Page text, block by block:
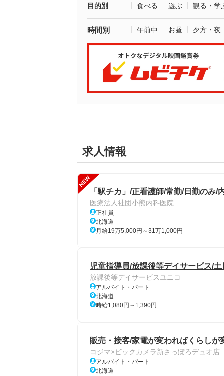
目的別 食べる 遊ぶ 観る・学
時間別 午前中 お昼 夕方・夜
求人情報
NEW
「駅チカ」/正看護師/常勤/日勤のみ/
医療法人社団小熊内科医院
正社員
北海道
月給19万5,000円～31万1,000円
児童指導員/放課後等デイサービス/
放課後等デイサービスユニコ
アルバイト・パート
北海道
時給1,080円～1,390円
販売・接客/家電が変わればくらし
コジマ×ビックカメラ新さっぽろデュオ店
アルバイト・パート
北海道